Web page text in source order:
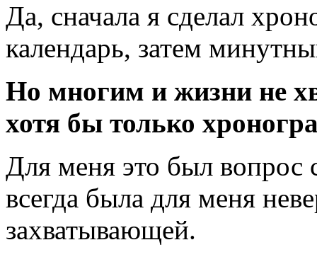
Да, сначала я сделал
календарь, затем
Но многим и жизни не
хотя бы только
Для меня это был вопрос
всегда была для меня
захватывающей.